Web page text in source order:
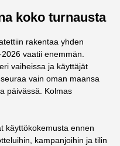
koko turnausta
rakentaa yhden
vaatii enemmän.
vaiheissa ja käyttäjät
vain oman maansa
päivässä. Kolmas
käyttökokemusta ennen
kampanjoihin ja tilin